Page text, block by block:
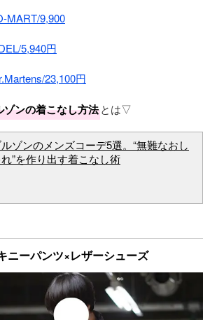
MART/9,900
5,940円
23,100円
ゾンの着こなし方法とは▽
ゾンのメンズコーデ5選。“無難なおし
れ”を作り出す着こなし術
ニーパンツ×レザーシューズ